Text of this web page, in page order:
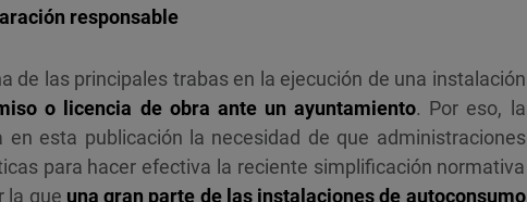
responsable
de las principales trabas en la ejecución de una instalación
o licencia de obra ante un ayuntamiento. Por eso, la
en esta publicación la necesidad de que administraciones
para hacer efectiva la reciente simplificación normativa
la que una gran parte de las instalaciones de autoconsumo